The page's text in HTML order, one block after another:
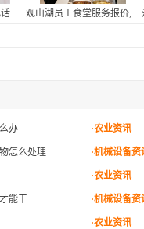
观山湖员工食堂服务报价,
办 ·农业资讯
怎么处理 ·机械设备资
·农业资讯
能干 ·机械设备资
·农业资讯